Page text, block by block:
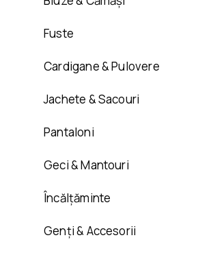
Fuste
Cardigane & Pulovere
Jachete & Sacouri
Pantaloni
Geci & Mantouri
Încălțăminte
Genți & Accesorii